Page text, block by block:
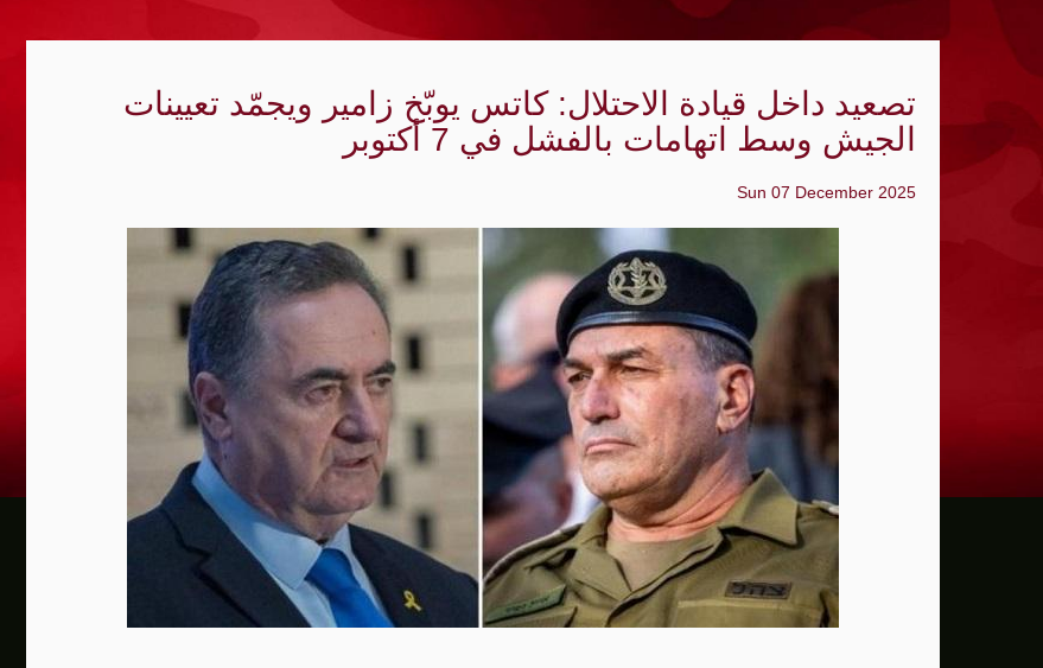
الحي.
"أشد" ومنظمة الجيل الجديد "مجد" ينظمان مهرجاناً تكريمياً لطلاب الشهادات الرسمية في مخيم البص
«الديمقراطية»: عدوان الإحتلال المتواصل على مخيم قلنديا لليوم الثاني ، محاولة لاستنساخ نموذج
ترامب: يحذر من سيطرة الديمقراطيين على الكونغرس..ويرغب في اتفاق مع إيران
حماية الصحافيين تكرّم الصحافية كريستينا عاصي التي أصيبت بقصف إسرائيلي
فانس يؤكد وجود اختلافات في الرأي مع نتنياهو..,المفاوضات مع إيران "معقدة"
إيران تهدد بمهاجمة دول الخليج إذا تعرضت لهجمات أمريكية جديدة
ن.تايمز: مشرعون أمريكيون يسعون لشراكة عسكرية مع إسرائيل
الدفاع الروسية: ضربنا سفينتين محملتين بشحنات عسكرية قبالة سواحل أوديسا
التماس للسماح لطبيب مستقل بفحص حسام أبو صفية
الرئيس الإيراني: التواصل مع خامنئي "صعب للغاية" حاليا
تصعيد داخل قيادة الاحتلال: كاتس يوبّخ زامير ويجمّد تعيينات
الجيش وسط اتهامات بالفشل في 7 أكتوبر
Sun 07 December 2025